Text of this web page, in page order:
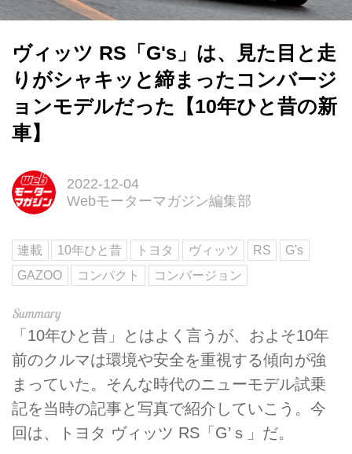
ヴィッツ RS「G's」は、見た目と走
りがシャキッと締まったコンバージ
ョンモデルだった【10年ひと昔の新
車】
2022-12-04
Webモーターマガジン編集部
連載 10年ひと昔 トヨタ ヴィッツ RS
G's
GAZOO
コンパクト コンバージョン
「10年ひと昔」とはよく言うが、およそ10年
前のクルマは環境や安全を重視する傾向が強
まっていた。そんな時代のニューモデル試乗
記を当時の記事と写真で紹介していこう。今
回は、トヨタ ヴィッツ RS「G’ｓ」だ。